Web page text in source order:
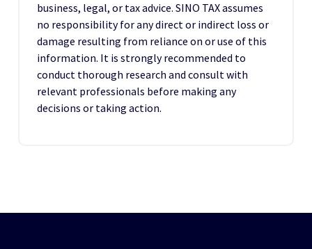
business, legal, or tax advice. SINO TAX assumes
no responsibility for any direct or indirect loss or
damage resulting from reliance on or use of this
information. It is strongly recommended to
conduct thorough research and consult with
relevant professionals before making any
decisions or taking action.